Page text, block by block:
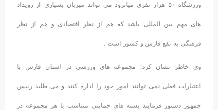
ورزشگاه ۵۰ هزار نفری میانرود می تواند میزبان بسیاری از رویداد
های مهم بین المللی باشد که هم از نظر اقتصادی و هم از نظر
فرهنگی به نفع فارس و کشور است .
وی خاطر نشان کرد: مجموعه های ورزشی در استان فارس با
اعتبارات فعلی نمی توانند امور خود را اداره کنند و می طلبد رییس
جمهور دستور فرمایند بسته های حمایتی متناسب با هر مجموعه در